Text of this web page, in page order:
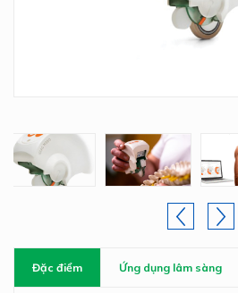
Đặc điểm Ứng dụng lâm sàng